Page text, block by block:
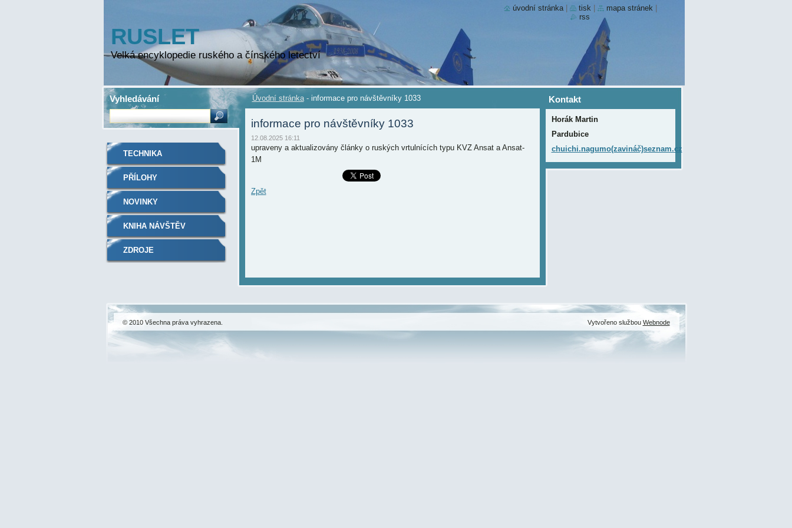
RUSLET
Velká encyklopedie ruského a čínského letectví
Úvodní stránka - informace pro návštěvníky 1033
informace pro návštěvníky 1033
12.08.2025 16:11
upraveny a aktualizovány články o ruských vrtulnících typu KVZ Ansat a Ansat-
1M
Zpět
TECHNIKA
PŘÍLOHY
NOVINKY
KNIHA NÁVŠTĚV
ZDROJE
Kontakt
Horák Martin
Pardubice
chuichi.nagumo(zavináč)seznam.cz
Vyhledávání
úvodní stránka tisk mapa stránek
rss
© 2010 Všechna práva vyhrazena. Vytvořeno službou Webnode